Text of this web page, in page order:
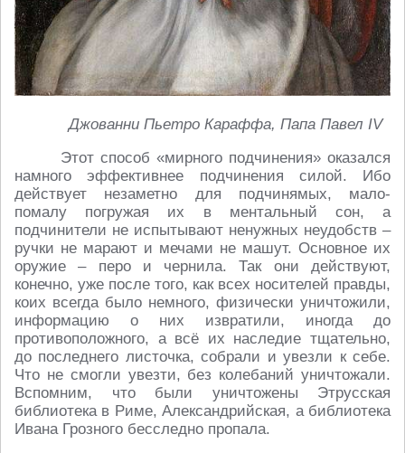
Джованни Пьетро Караффа, Папа Павел IV
Этот способ «мирного подчинения» оказался
намного эффективнее подчинения силой. Ибо
действует незаметно для подчинямых, мало-
помалу погружая их в ментальный сон, а
подчинители не испытывают ненужных неудобств –
ручки не марают и мечами не машут. Основное их
оружие – перо и чернила. Так они действуют,
конечно, уже после того, как всех носителей правды,
коих всегда было немного, физически уничтожили,
информацию о них извратили, иногда до
противоположного, а всё их наследие тщательно,
до последнего листочка, собрали и увезли к себе.
Что не смогли увезти, без колебаний уничтожали.
Вспомним, что были уничтожены Этрусская
библиотека в Риме, Александрийская, а библиотека
Ивана Грозного бесследно пропала.